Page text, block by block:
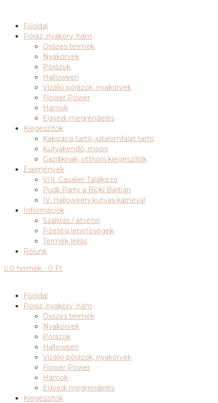
Főoldal
Póráz, nyakörv, hám
Összes termék
Nyakörvek
Pórázok
Halloween
Vízálló pórázok, nyakörvek
Flower Power
Hámok
Egyedi megrendelés
Kiegészítők
Kakizacsi tartó, jutalomfalat tartó
Kutyakendő, masni
Gazdiknak, otthoni kiegészítők
Események
VIII. Cavalier Találkozó
Pudli Party a Blöki Bárban
IV. Halloweeni kutyás karnevál
Információk
Szállítás / átvétel
Fizetési lehetőségek
Termék leírás
Rólunk
 0 termék - 0 Ft
Főoldal
Póráz, nyakörv, hám
Összes termék
Nyakörvek
Pórázok
Halloween
Vízálló pórázok, nyakörvek
Flower Power
Hámok
Egyedi megrendelés
Kiegészítők